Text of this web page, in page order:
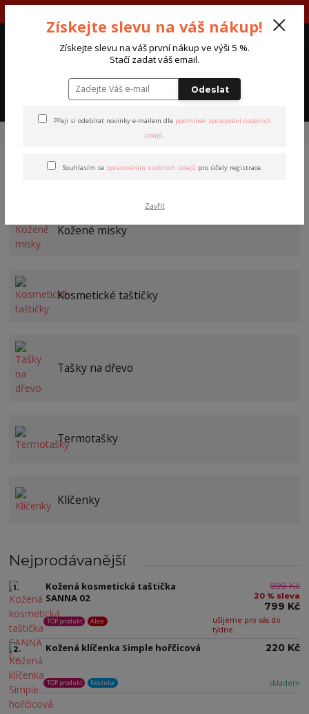
CZK
Kožené misky
Kosmetické taštičky
Tašky na dřevo
Termotašky
Klíčenky
Nejprodávanější
1.
Kožená kosmetická taštička
SANNA 02
ušijeme pro vás do
týdne
TOP produkt Akce
999 Kč
20 % sleva
799 Kč
2. Kožená klíčenka Simple hořčicová
skladem
TOP produkt Novinka
220 Kč
Získejte slevu na váš nákup!
Získejte slevu na váš první nákup ve výši 5 %.
Stačí zadat váš email.
Odeslat
Přeji si odebírat novinky e-mailem dle podmínek zpracování osobních
údajů.
Souhlasím se zpracováním osobních údajů pro účely registrace.
Zavřít